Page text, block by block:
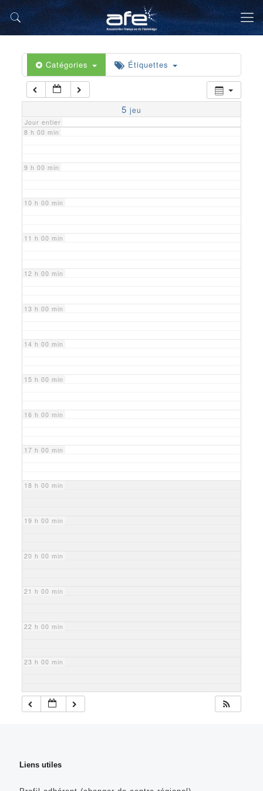
Catégories Étiquettes
5 jeu
Jour entier
5 h 00 min
6 h 00 min
7 h 00 min
8 h 00 min
9 h 00 min
10 h 00 min
11 h 00 min
12 h 00 min
13 h 00 min
14 h 00 min
15 h 00 min
16 h 00 min
17 h 00 min
18 h 00 min
19 h 00 min
20 h 00 min
21 h 00 min
22 h 00 min
23 h 00 min
Liens utiles